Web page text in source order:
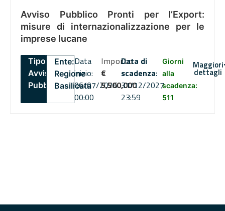
Avviso Pubblico Pronti per l’Export:
misure di internazionalizzazione per le
imprese lucane
Tipo:
Avviso
Pubblico
Ente:
Regione
Basilicata
Data
inizio:
06/07/2026
00:00
Importo
€
5,500,000
Data di
scadenza:
31/12/2027
23:59
Giorni
alla
scadenza:
511
Maggiori
dettagli